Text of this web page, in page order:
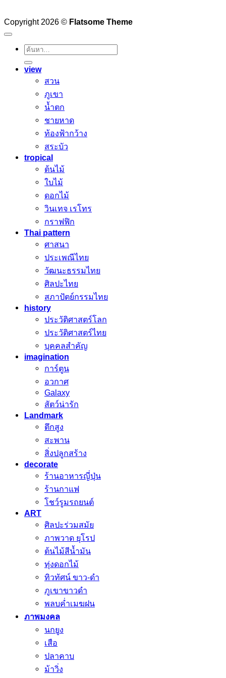
Copyright 2026 © Flatsome Theme
ค้นหา:
view
สวน
ภูเขา
น้ำตก
ชายหาด
ท้องฟ้ากว้าง
สระบัว
tropical
ต้นไม้
ใบไม้
ดอกไม้
วินเทจ เรโทร
กราฟฟิก
Thai pattern
ศาสนา
ประเพณีไทย
วัฒนะธรรมไทย
ศิลปะไทย
สภาปัตย์กรรมไทย
history
ประวัติศาสตร์โลก
ประวัติศาสตร์ไทย
บุคคลสำคัญ
imagination
การ์ตูน
อวกาศ
Galaxy
สัตว์น่ารัก
Landmark
ตึกสูง
สะพาน
สิ่งปลูกสร้าง
decorate
ร้านอาหารญี่ปุ่น
ร้านกาแฟ
โชว์รูมรถยนต์
ART
ศิลปะร่วมสมัย
ภาพวาด ยุโรป
ต้นไม้สีน้ำมัน
ทุ่งดอกไม้
ทิวทัศน์ ขาว-ดำ
ภูเขาขาวดำ
พลบค่ำเมฆฝน
ภาพมงคล
นกยูง
เสือ
ปลาคาบ
ม้าวิ่ง